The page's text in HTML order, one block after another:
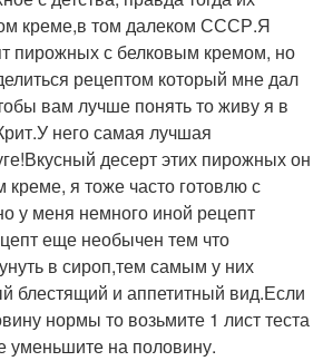
креме,в том далеком СССР.Я
пирожных с белковым кремом, но
рецептом который мне дал
вам лучше понять то живу я в
него самая лучшая
десерт этих пирожных он
креме, я тоже часто готовлю с
у меня немного иной рецепт
еще необычен тем что
в сироп,тем самым у них
блестящий и аппетитный вид.Если
нормы то возьмите 1 лист теста
уменьшите на половину.